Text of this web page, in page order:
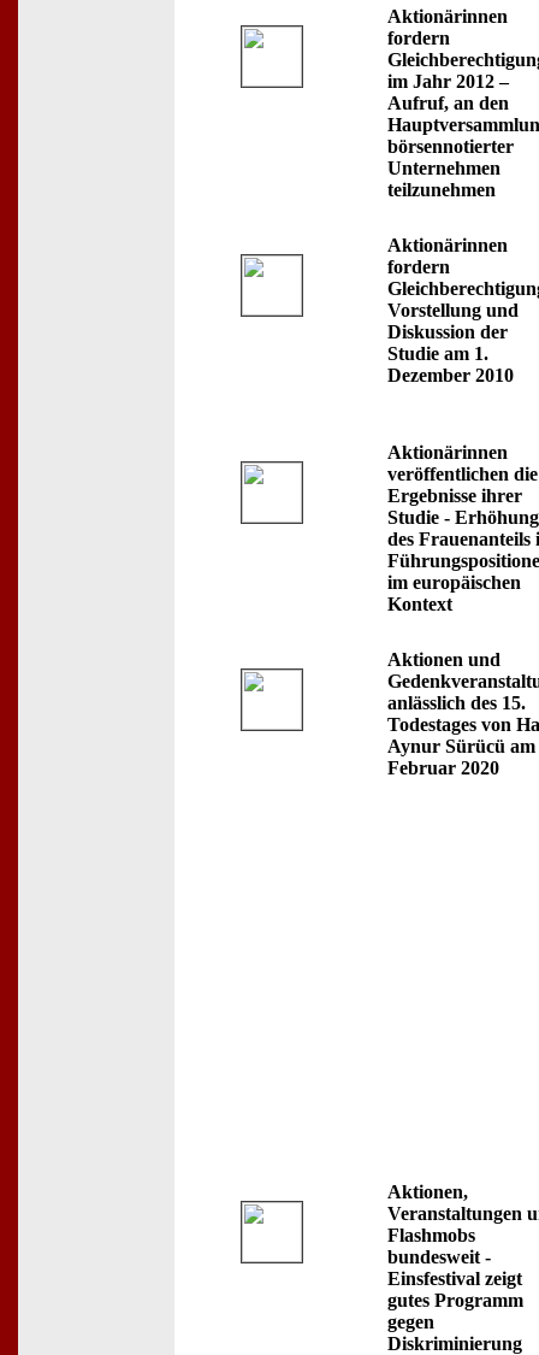
Aktionärinnen
fordern
im Jahr 2012 –
Aufruf, an den
börsennotierter
Unternehmen
teilzunehmen
Aktionärinnen
fordern
Vorstellung und
Diskussion der
Studie am 1.
Dezember 2010
Aktionärinnen
veröffentlichen die
Ergebnisse ihrer
Studie - Erhöhung
des Frauenanteils
im europäischen
Kontext
Aktionen und
anlässlich des 15.
Todestages von
Aynur Sürücü am
Februar 2020
Aktionen,
Veranstaltungen
Flashmobs
bundesweit -
Einsfestival zeigt
gutes Programm
gegen
Diskriminierung